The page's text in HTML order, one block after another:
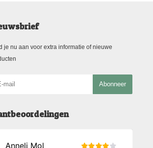
je nu aan voor extra informatie of nieuwe
Abonneer